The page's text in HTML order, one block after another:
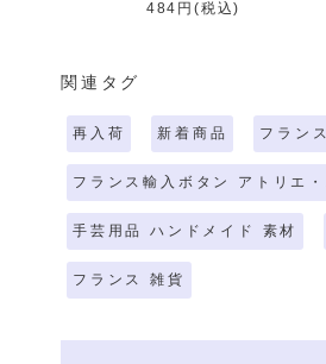
poire】
484円(税込)
関連タグ
再入荷 新着商品 フラン
フランス輸入ボタン アトリエ
手芸用品 ハンドメイド 素材
フランス 雑貨